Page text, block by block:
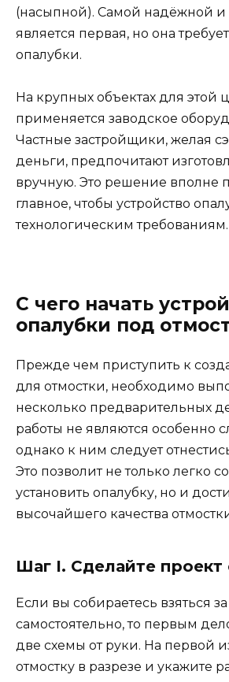
(насыпной). Самой надёжной и
является первая, но она
опалубки.
На крупных объектах для этой
применяется заводское
Частные застройщики, желая
деньги, предпочитают
вручную. Это решение вполне
главное, чтобы устройство
технологическим требованиям.
С чего начать
опалубки под
Прежде чем приступить к
для отмостки, необходимо
несколько предварительных
работы не являются особенно
однако к ним следует
Это позволит не только легко
установить опалубку, но и
высочайшего качества
Шаг I. Сделайте проект
Если вы собираетесь взяться
самостоятельно, то первым
две схемы от руки. На первой
отмостку в разрезе и укажите